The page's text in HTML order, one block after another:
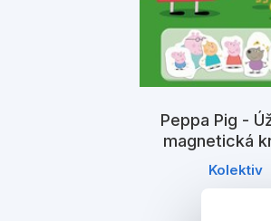
Peppa Pig -
magnetická
Kolektiv